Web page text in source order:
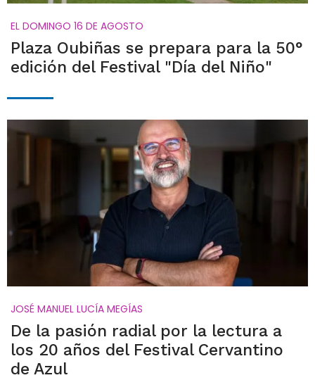
EL DOMINGO 16 DE AGOSTO
Plaza Oubiñas se prepara para la 50°
edición del Festival "Día del Niño"
JOSÉ MANUEL LUCÍA MEGÍAS
De la pasión radial por la lectura a
los 20 años del Festival Cervantino
de Azul